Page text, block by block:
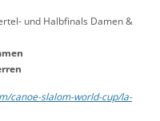
und Halbfinals Damen &
canoe-slalom-world-cup/la-